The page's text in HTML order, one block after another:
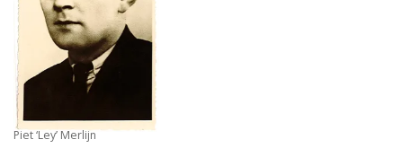
Piet ‘Ley’ Merlijn